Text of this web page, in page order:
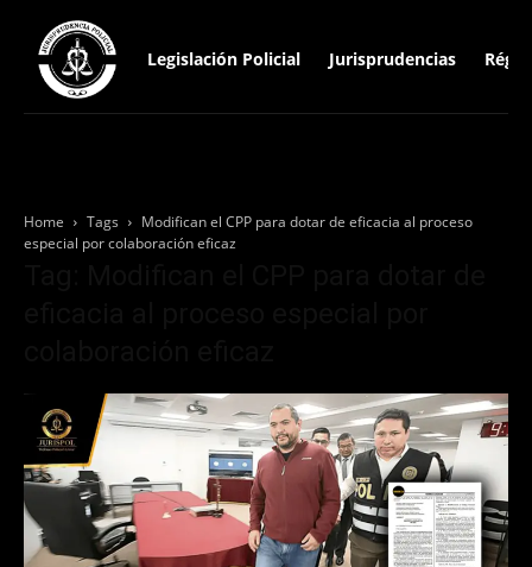
Legislación Policial Jurisprudencias
Home Tags
Modifican el CPP para dotar de eficacia al proceso
especial por colaboración eficaz